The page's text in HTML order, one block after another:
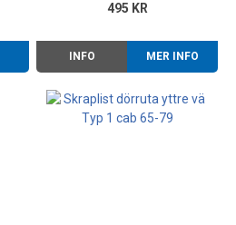
495 KR
INFO MER INFO